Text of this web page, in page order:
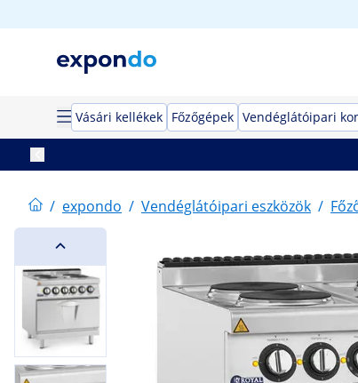
Vásári kellékek Főzőgépek Vendéglátóipari
/ expondo / Vendéglátóipari eszközök /